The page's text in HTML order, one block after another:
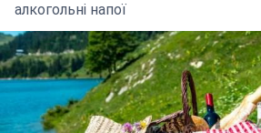
алкогольні напої